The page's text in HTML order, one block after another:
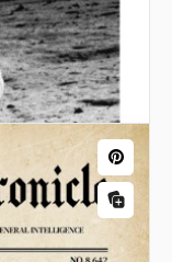
et
Fun. En
il offre un